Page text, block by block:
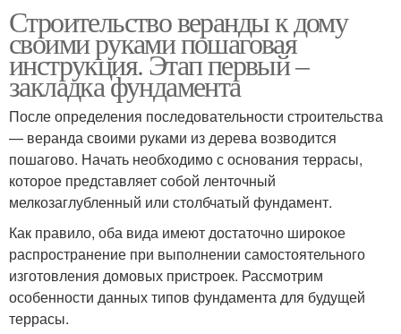
Строительство веранды к дому
своими руками пошаговая
инструкция. Этап первый –
закладка фундамента
После определения последовательности строительства
— веранда своими руками из дерева возводится
пошагово. Начать необходимо с основания террасы,
которое представляет собой ленточный
мелкозаглубленный или столбчатый фундамент.
Как правило, оба вида имеют достаточно широкое
распространение при выполнении самостоятельного
изготовления домовых пристроек. Рассмотрим
особенности данных типов фундамента для будущей
террасы.